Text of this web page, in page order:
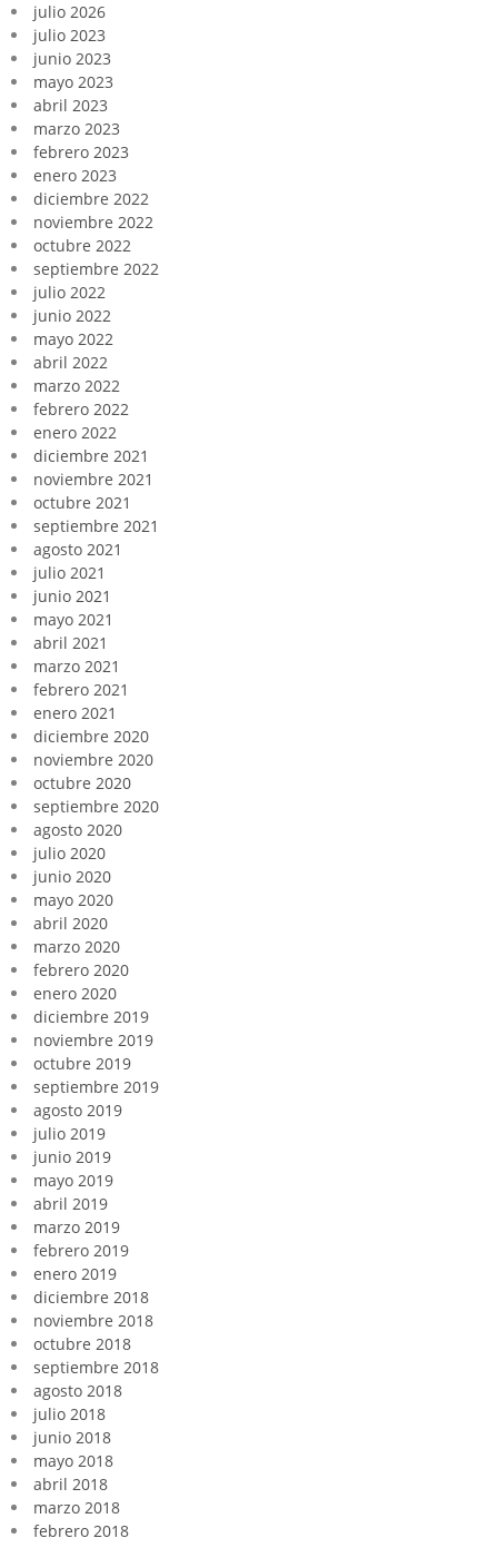
julio 2026
julio 2023
junio 2023
mayo 2023
abril 2023
marzo 2023
febrero 2023
enero 2023
diciembre 2022
noviembre 2022
octubre 2022
septiembre 2022
julio 2022
junio 2022
mayo 2022
abril 2022
marzo 2022
febrero 2022
enero 2022
diciembre 2021
noviembre 2021
octubre 2021
septiembre 2021
agosto 2021
julio 2021
junio 2021
mayo 2021
abril 2021
marzo 2021
febrero 2021
enero 2021
diciembre 2020
noviembre 2020
octubre 2020
septiembre 2020
agosto 2020
julio 2020
junio 2020
mayo 2020
abril 2020
marzo 2020
febrero 2020
enero 2020
diciembre 2019
noviembre 2019
octubre 2019
septiembre 2019
agosto 2019
julio 2019
junio 2019
mayo 2019
abril 2019
marzo 2019
febrero 2019
enero 2019
diciembre 2018
noviembre 2018
octubre 2018
septiembre 2018
agosto 2018
julio 2018
junio 2018
mayo 2018
abril 2018
marzo 2018
febrero 2018